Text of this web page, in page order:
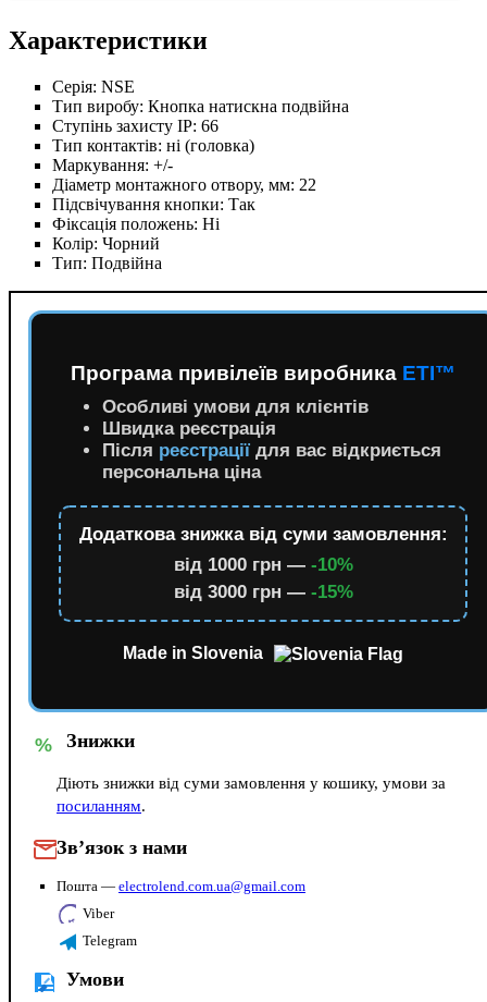
Характеристики
Серія: NSE
Тип виробу: Кнопка натискна подвійна
Ступінь захисту IP: 66
Тип контактів: ні (головка)
Маркування: +/-
Діаметр монтажного отвору, мм: 22
Підсвічування кнопки: Так
Фіксація положень: Ні
Колір: Чорний
Тип: Подвійна
Програма привілеїв виробника ETI™
Особливі умови для клієнтів
Швидка реєстрація
Після реєстрації для вас відкриється
персональна ціна
Додаткова знижка від суми замовлення:
від 1000 грн — -10%
від 3000 грн — -15%
Made in Slovenia
% Знижки
Діють знижки від суми замовлення у кошику, умови за
посиланням.
Зв’язок з нами
Пошта — electrolend.com.ua@gmail.com
Viber
Telegram
Умови